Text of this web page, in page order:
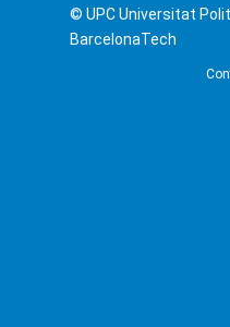
© UPCUniversitat
BarcelonaTech